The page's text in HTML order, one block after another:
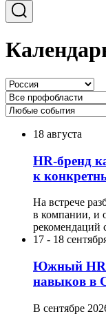
18 августа
HR-бренд
к
На встрече
в компании, и
рекомендаций
17 - 18
Южный HR-
навыков в
В сентябре